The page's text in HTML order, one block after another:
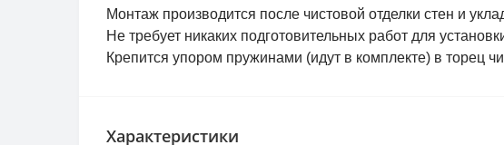
Монтаж производится после чистовой отделки стен и
Не требует никаких подготовительных работ для
Крепится упором пружинами (идут в комплекте) в торец
Характеристики